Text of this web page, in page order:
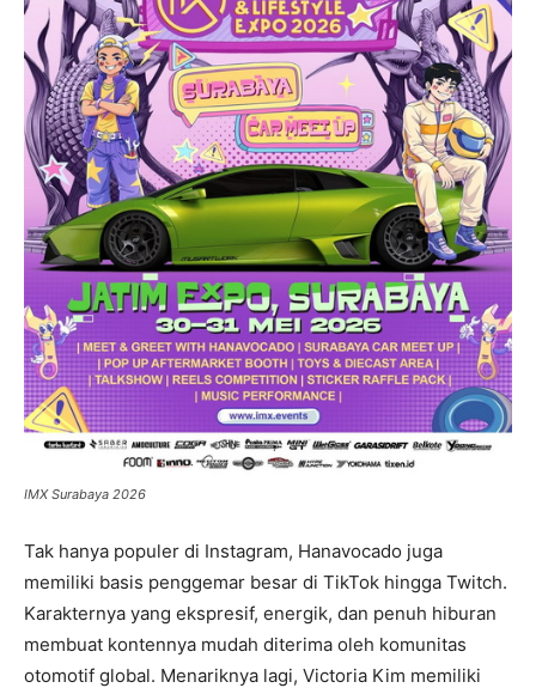
IMX Surabaya 2026
Tak hanya populer di Instagram, Hanavocado juga
memiliki basis penggemar besar di TikTok hingga Twitch.
Karakternya yang ekspresif, energik, dan penuh hiburan
membuat kontennya mudah diterima oleh komunitas
otomotif global. Menariknya lagi, Victoria Kim memiliki